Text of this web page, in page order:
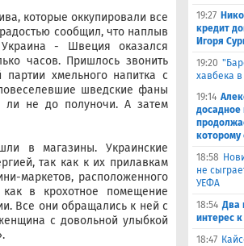
которые оккупировали все
сообщил, что наплыв
- Швеция оказался
часов. Пришлось звонить
хмельного напитка с
шведские фаны
ли не до полуночи. А затем
в магазины. Украинские
так как к их прилавкам
маркетов, расположенного
в крохотное помещение
Все они обращались к ней с
с довольной улыбкой
19:27
кредит
Игоря
19:20
хавбека
19:14
которому
18:58
не
УЕФА
18:54 Два
интерес
18:47